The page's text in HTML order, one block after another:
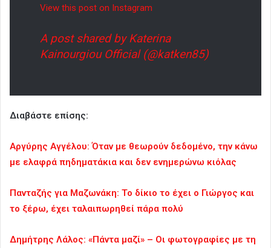
View this post on Instagram
A post shared by Katerina
Kainourgiou Official (@katken85)
Διαβάστε επίσης:
Αργύρης Αγγέλου: Όταν με θεωρούν δεδομένο, την κάνω
με ελαφρά πηδηματάκια και δεν ενημερώνω κιόλας
Πανταζής για Μαζωνάκη: Το δίκιο το έχει ο Γιώργος και
το ξέρω, έχει ταλαιπωρηθεί πάρα πολύ
Δημήτρης Λάλος: «Πάντα μαζί» – Οι φωτογραφίες με τη